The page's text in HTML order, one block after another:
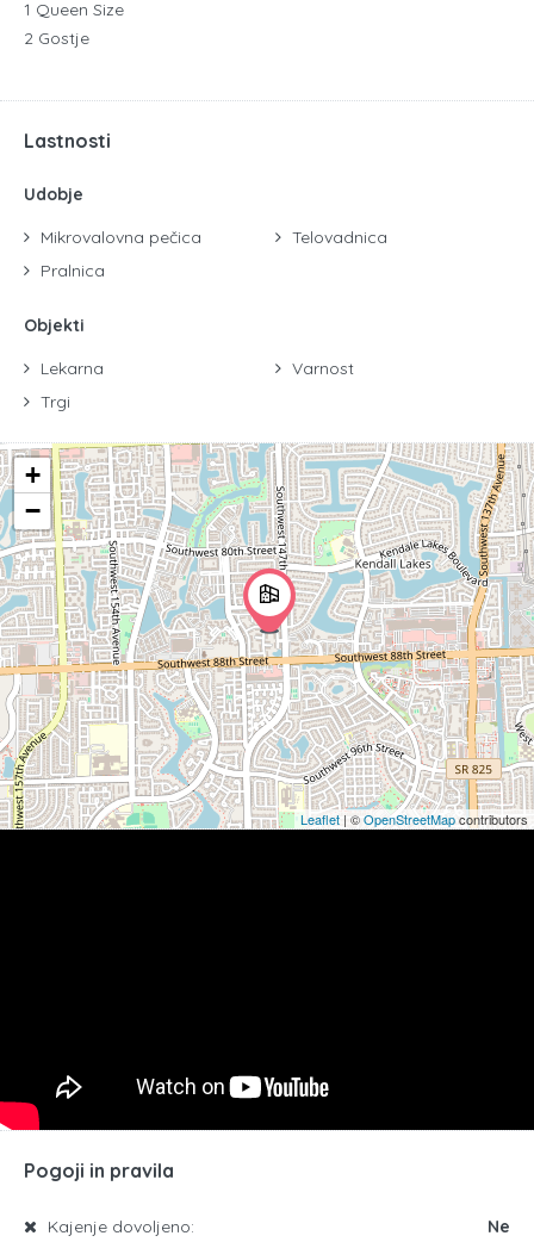
1 Queen Size
2 Gostje
Lastnosti
Udobje
Mikrovalovna pečica
Pralnica
Telovadnica
Objekti
Lekarna
Trgi
Varnost
+
−
Leaflet | ©OpenStreetMapcontributors
Pogoji in pravila
Kajenje dovoljeno:
Ne